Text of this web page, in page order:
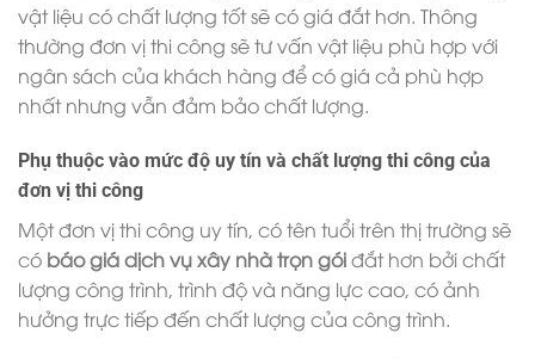
vật liệu có chất lượng tốt sẽ có giá đắt hơn. Thông
thường đơn vị thi công sẽ tư vấn vật liệu phù hợp với
ngân sách của khách hàng để có giá cả phù hợp
nhất nhưng vẫn đảm bảo chất lượng.
Phụ thuộc vào mức độ uy tín và chất lượng thi công của
đơn vị thi công
Một đơn vị thi công uy tín, có tên tuổi trên thị trường sẽ
có báo giá dịch vụ xây nhà trọn góiđắt hơn bởi chất
lượng công trình, trình độ và năng lực cao, có ảnh
hưởng trực tiếp đến chất lượng của công trình.